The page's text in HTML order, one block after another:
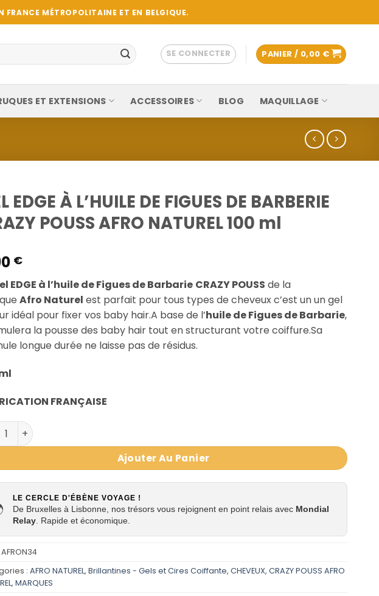
MÉTROPOLITAINE ET EN BELGIQUE.
SE CONNECTER PANIER / 0,00 €
ET EXTENSIONS ACCESSOIRES BLOG MAQUILLAGE
EDGE À L’HUILE DE FIGUES DE BARBERIE
POUSS AFRO NATUREL 100 ml
€
EDGE à l’huile de Figues deBarbarie CRAZY POUSS de la
Afro Naturel est parfait pour tous types de cheveux c’est un un gel
idéal pour fixer vos baby hair.A base de l’huile de Figues de Barbarie,
la pousse des baby hair tout en structurant votre coiffure.Sa
longue durée ne laisse pas de résidus.
FRANÇAISE
de GEL EDGE À L'HUILE DE FIGUES DE BARBERIE CRAZY POUSS AFRO NATUREL
Ajouter Au Panier
LE CERCLE D'ÉBÈNE VOYAGE !
De Bruxelles à Lisbonne, nos trésors vous rejoignent en point relais avec Mondial
Relay. Rapide et économique.
AFRON34
: AFRO NATUREL, Brillantines - Gels et Cires Coiffante, CHEVEUX, CRAZY POUSS AFRO
, MARQUES